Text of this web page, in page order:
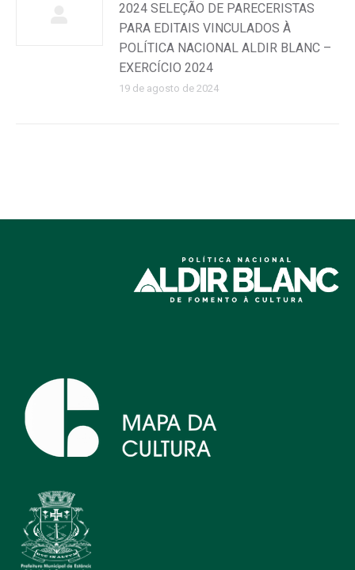
2024 SELEÇÃO DE PARECERISTAS
PARA EDITAIS VINCULADOS À
POLÍTICA NACIONAL ALDIR BLANC –
EXERCÍCIO 2024
19 de agosto de 2024